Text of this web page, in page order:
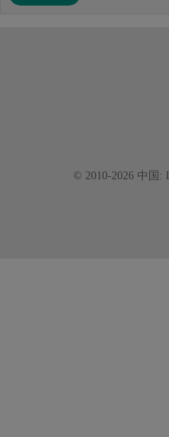
© 2010-2026 中国: